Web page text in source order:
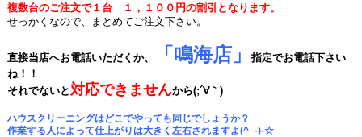
複数台のご注文で１台 １，１００円の割引となります。
せっかくなので、まとめてご注文下さい。
直接当店へお電話いただくか、 「鳴海店」
指定でお電話下さい
ね！！
それでないと対応できませんから(;´∀｀)
ハウスクリーニングはどこでやっても同じでしょうか？
作業する人によって仕上がりは大きく左右されますよ(^_-)-☆